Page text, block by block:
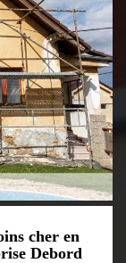
cher en
Debord